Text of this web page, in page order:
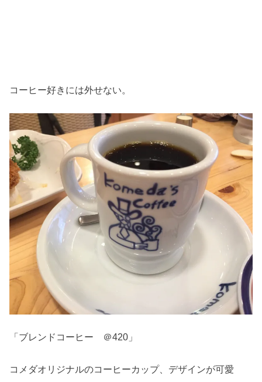
コーヒー好きには外せない。
「ブレンドコーヒー ＠420」
コメダオリジナルのコーヒーカップ、デザインが可愛